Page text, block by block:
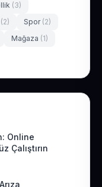
(3)
(2) Spor (2)
Mağaza (1)
Online
Çalıştırın